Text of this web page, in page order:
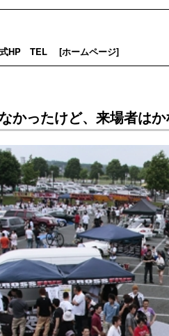
式HP TEL [ホームページ]
かったけど、来場者は